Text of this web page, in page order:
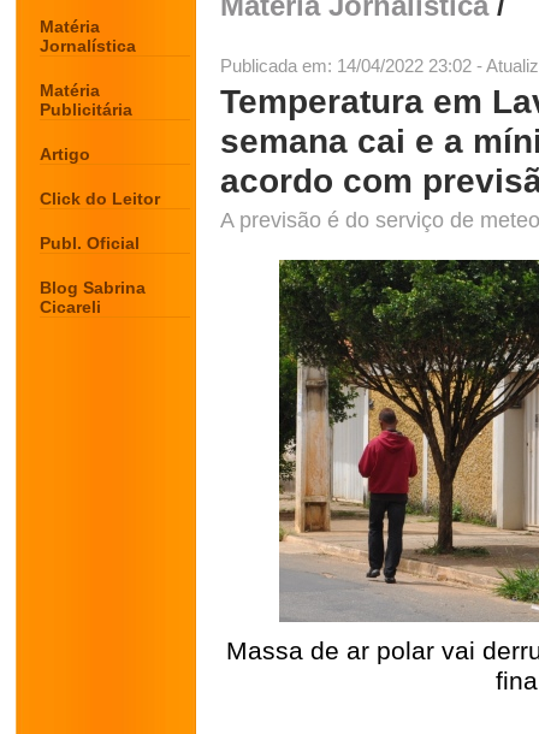
Matéria
Jornalística
Matéria
Publicitária
Artigo
Click do Leitor
Publ. Oficial
Blog Sabrina
Cicareli
Publicada em: 14/04/2022 23:02 -
Temperatura em
semana cai e a
acordo com
A previsão é do serviço de
Massa de ar polar vai